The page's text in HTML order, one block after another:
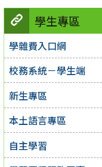
學生專區
學雜費入口網
校務系統－學生端
新生專區
本土語言專區
自主學習